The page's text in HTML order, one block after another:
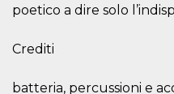
poetico a dire solo
Crediti
batteria, percussioni e